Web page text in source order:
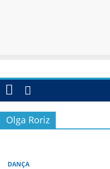
Olga Roriz
DANÇA